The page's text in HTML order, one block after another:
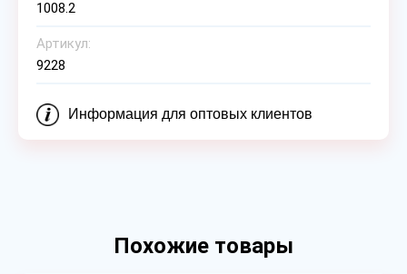
1008.2
Артикул:
9228
Информация для оптовых клиентов
Похожие товары